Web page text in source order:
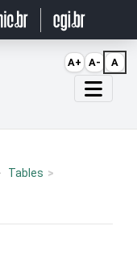
Tables
A+ A- A